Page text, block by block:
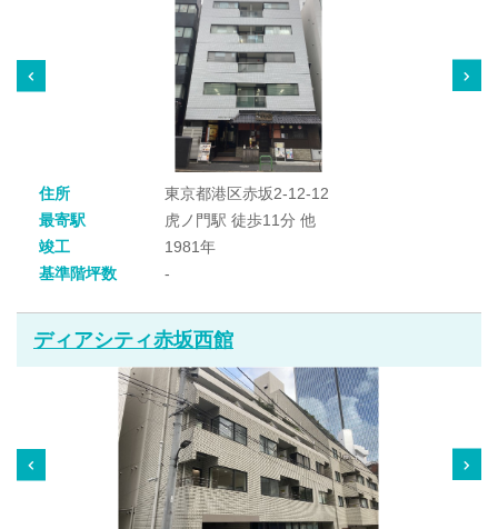
住所
東京都港区赤坂2-12-12
最寄駅
虎ノ門駅 徒歩11分 他
竣工
1981年
基準階坪数
-
ディアシティ赤坂西館